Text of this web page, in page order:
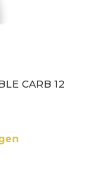
CARB 12